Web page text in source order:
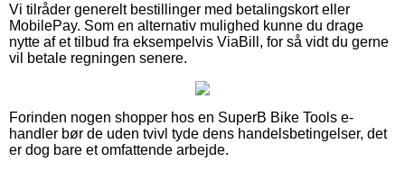
Vi tilråder generelt bestillinger med betalingskort eller
MobilePay. Som en alternativ mulighed kunne du drage
nytte af et tilbud fra eksempelvis ViaBill, for så vidt du gerne
vil betale regningen senere.
Forinden nogen shopper hos en SuperB Bike Tools e-
handler bør de uden tvivl tyde dens handelsbetingelser, det
er dog bare et omfattende arbejde.